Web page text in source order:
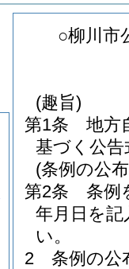
○柳川市
(趣旨)
第1条
地方
基づく公告
(条例の公
第2条
条例
年月日を
い。
2
条例の公